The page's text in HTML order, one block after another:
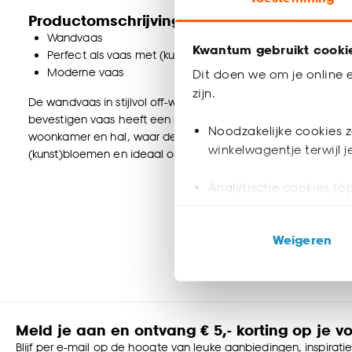
Kwantum gebruikt
Dit doen we om je online
zijn.
Noodzakelijke cookies
winkelwagentje terwijl
Analytische cookies
ook buiten de
Klik op ‘Ja, alles
Weigeren
Productomschrijving
Wandvaas
Perfect als vaas met (kunst)bloemen of los als decoratie
Moderne vaas
De wandvaas in stijlvol off-white is een unieke toevoeging
bevestigen vaas heeft een modern en sfeervol design en is
woonkamer en hal, waar deze mooi vaas direct een
(kunst)bloemen en ideaal om lege muren op een elegante
Meld je aan en ontvang € 5,- korting op je
Blijf per e-mail op de hoogte van leuke aanbiedingen,